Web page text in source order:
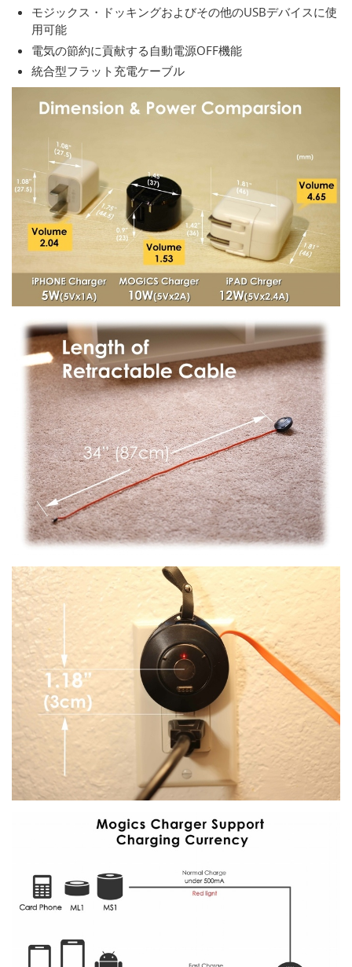
モジックス・ドッキングおよびその他のUSBデバイスに使
用可能
電気の節約に貢献する自動電源OFF機能
統合型フラット充電ケーブル